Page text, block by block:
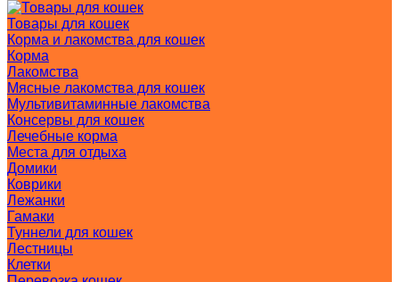
Товары для кошек
Корма и лакомства для кошек
Корма
Лакомства
Мясные лакомства для кошек
Мультивитаминные лакомства
Консервы для кошек
Лечебные корма
Места для отдыха
Домики
Коврики
Лежанки
Гамаки
Туннели для кошек
Лестницы
Клетки